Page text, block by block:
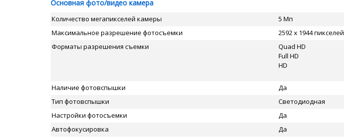
Основная фото/видео камера
Количество мегапикселей камеры 5 Мп
Максимальное разрешение фотосъемки
2592 x 1944 пикселей
Форматы разрешения съемки
Quad HD
Full HD
HD
Наличие фотовспышки
Да
Тип фотовспышки
Светодиодная
Настройки фотосъемки
Да
Автофокусировка
Да